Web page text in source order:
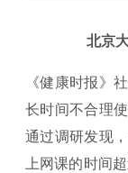
北京
《健康时报》
长时间不合理
通过调研发现
上网课的时间